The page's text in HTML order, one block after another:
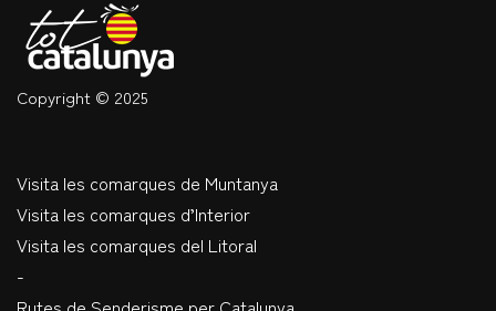
Copyright © 2025
Visita les comarques de Muntanya
Visita les comarques d’Interior
Visita les comarques del Litoral
-